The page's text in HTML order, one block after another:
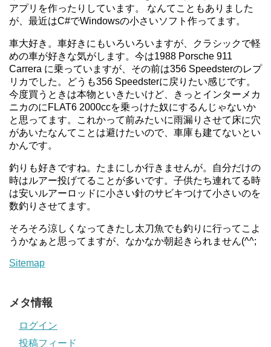
アプリを作ったりしています。 なんてこともありました
が、最近はC#でWindowsの小さいソフト作ってます。
車大好き。車好きにもいろいろいますが、クラシックで軽
めの車が好きな気がします。今は1988 Porsche 911
Carrera に乗っていますが、その前は356 Speedsterのレプ
リカでした。どうも356 Speedsterに戻りたい感じです。
今度買うときは本物といきたいけど、きっとインターメカ
ニカのにFLAT6 2000ccを乗っけた奴にするんじゃないか
と思ってます。これかって前みたいに雨漏りさせて床に穴
があいたなんてことは避けたいので、車庫も建てないとい
かんです。
釣りも好きですね。たまにしか行きませんが。自分だけの
時はルアー投げてることが多いです。子供たち連れてる時
は安いルアーロッドに小さい針のサビキつけて小さいのを
数釣りさせてます。
そろそろ涼しくなってきたし太刀魚でも釣りに行ってこよ
うかなぁと思ってますが、なかなか朝起きられません(^^;
Sitemap
メタ情報
ログイン
投稿フィード